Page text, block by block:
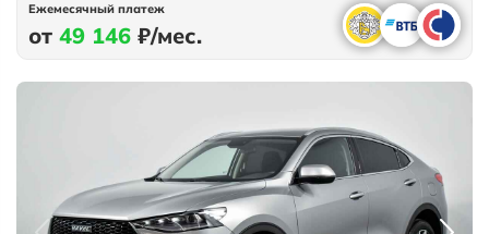
Ежемесячный платеж
от 49 146 ₽/мес.